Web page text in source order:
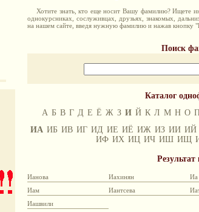
Хотите знать, кто еще носит Вашу фамилию? Ищете
однокурсниках, сослуживцах, друзьях, знакомых,
на нашем сайте, введя нужную фамилию и нажав кнопку
Поиск
Каталог
А Б В Г Д Е Ё Ж З И Й К Л М Н О
ИА ИБ ИВ ИГ ИД ИЕ ИЁ ИЖ ИЗ ИИ ИЙ
ИФ ИХ ИЦ ИЧ ИШ ИЩ
Результат
Ианова Иахинян Иа
Иам
Иантсева
Иашвили